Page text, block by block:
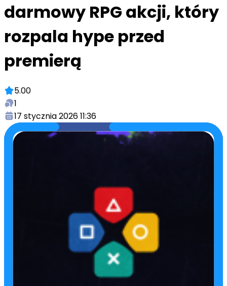
darmowy RPG akcji, który
rozpala hype przed
premierą
5.00
1
17 stycznia 2026 11:36